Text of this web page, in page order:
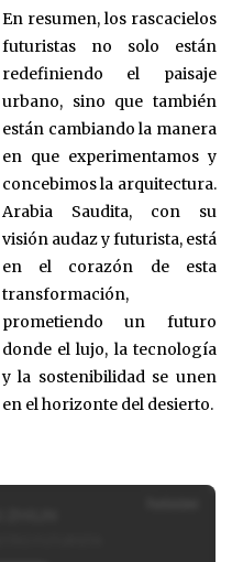
En resumen, los rascacielos
futuristas no solo están
redefiniendo el paisaje
urbano, sino que también
están cambiando la manera
en que experimentamos y
concebimos la arquitectura.
Arabia Saudita, con su
visión audaz y futurista, está
en el corazón de esta
transformación,
prometiendo un futuro
donde el lujo, la tecnología
y la sostenibilidad se unen
en el horizonte del desierto.